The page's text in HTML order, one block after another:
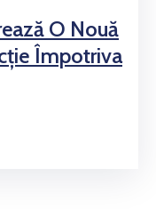
O Nouă
Împotriva